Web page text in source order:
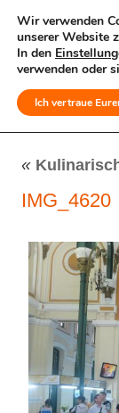
MENÜ
«
IMG_4620
Wir verwenden
unserer Website
In den
verwenden oder
Ich vertraue